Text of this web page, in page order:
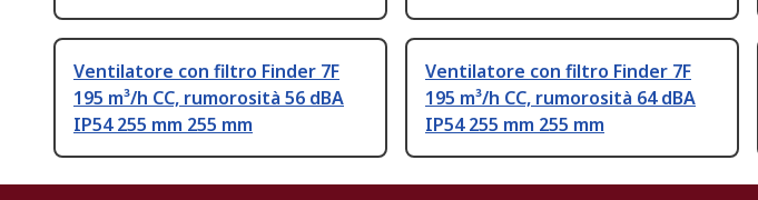
Ventilatore con filtro Finder 7F
195 m³/h CC, rumorosità 56 dBA
IP54 255 mm 255 mm
Ventilatore con filtro Finder 7F
195 m³/h CC, rumorosità 64 dBA
IP54 255 mm 255 mm